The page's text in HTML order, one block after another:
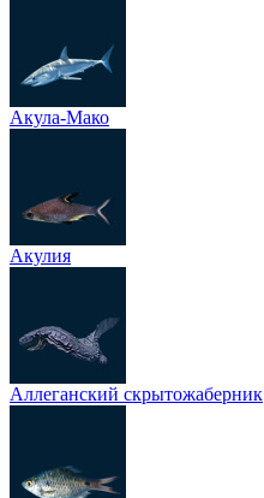
Акула-Мако
Акулия
Аллеганский скрытожаберник